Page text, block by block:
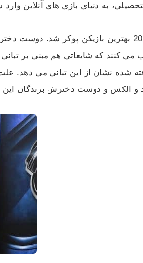
به دنیای بازی های آنلاین وارد
کنند که شایعاتی هم مبنی بر
شده نشان از این تبانی می دهد.
و الکس و دوست دخترش برندگان این